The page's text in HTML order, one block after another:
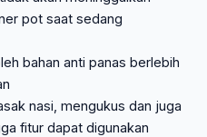
pot saat sedang
bahan anti panas berlebih
nasi, mengukus dan juga
fitur dapat digunakan